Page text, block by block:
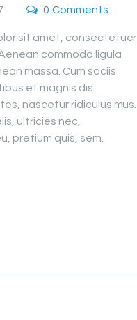
0 Comments
sit amet, consectetuer
commodo ligula
massa. Cum sociis
et magnis dis
nascetur ridiculus mus.
ultricies nec,
pretium quis, sem.